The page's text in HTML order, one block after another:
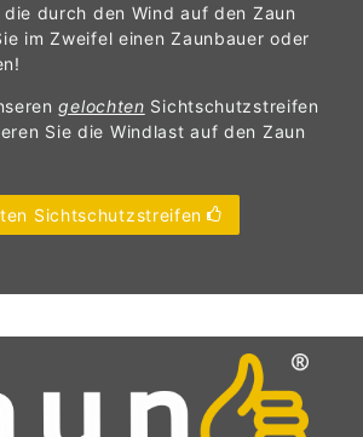
durch den Wind auf den Zaun
im Zweifel einen Zaunbauer oder
gelochten Sichtschutzstreifen
Sie die Windlast auf den Zaun
Sichtschutzstreifen